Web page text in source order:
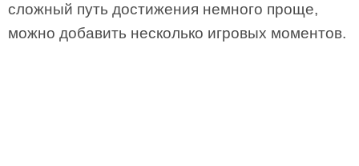
сложный путь достижения немного проще,
можно добавить несколько игровых моментов.